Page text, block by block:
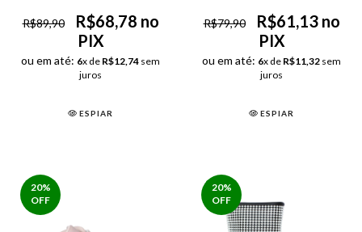
R$89,90
R$68,78 no
PIX
ou em até: 6x de R$12,74 sem
juros
ESPIAR
R$79,90
R$61,13 no
PIX
ou em até: 6x de R$11,32 sem
juros
ESPIAR
20%
OFF
20%
OFF